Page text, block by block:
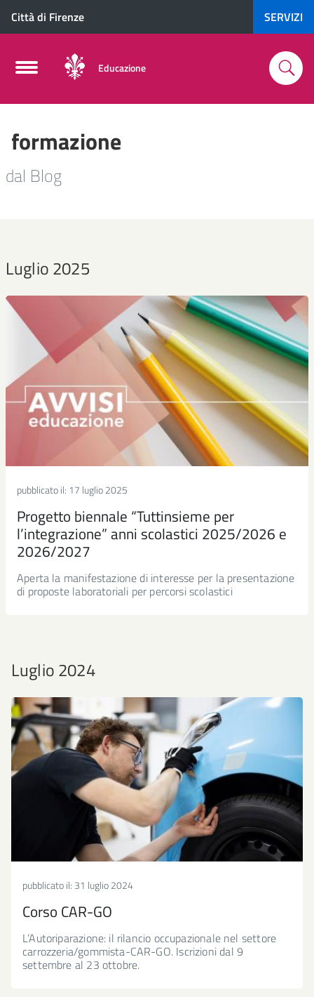
Città di Firenze SERVIZI
Educazione
formazione
dal Blog
Luglio 2025
pubblicato il: 17 luglio 2025
Progetto biennale “Tuttinsieme per
l’integrazione” anni scolastici 2025/2026 e
2026/2027
Aperta la manifestazione di interesse per la presentazione
di proposte laboratoriali per percorsi scolastici
Luglio 2024
pubblicato il: 31 luglio 2024
Corso CAR-GO
L’Autoriparazione: il rilancio occupazionale nel settore
carrozzeria/gommista-CAR-GO. Iscrizioni dal 9
settembre al 23 ottobre.